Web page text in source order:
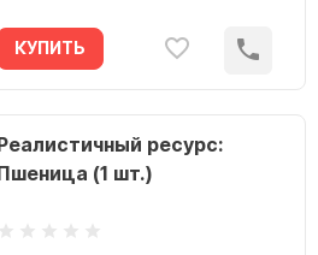
КУПИТЬ
ресурс:
(1 шт.)